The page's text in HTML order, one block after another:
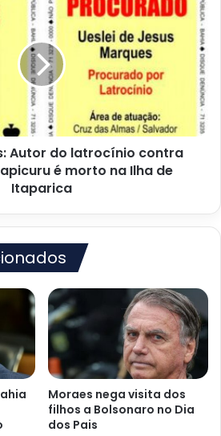
Autor do latrocínio contra
é morto na Ilha de
Itaparica
Moraes nega visita dos
filhos a Bolsonaro no Dia
dos Pais